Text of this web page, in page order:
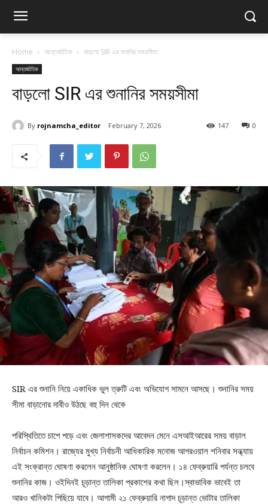
Home আন্তর্জাতিক বাড়লো SIR এর শুনানির সময়সীমা
আন্তর্জাতিক
বাড়লো SIR এর শুনানির সময়সীমা
By rojnamcha_editor February 7, 2026 0
147
SIR এর শুনানি নিয়ে একাধিক ভুল ত্রুটি এবং অভিযোগ সামনে আসছে। শুনানির সময়
সীমা বাড়ানোর দাবীও উঠছে বহু দিন থেকে
পরিস্থিতিতে চাপে পড়ে এবং জেলাশাসকদের আবেদন মেনে এসআইআরের সময় বাড়াল
নির্বাচন কমিশন। রাজ্যের মুখ্য নির্বাচনী আধিকারিক মনোজ আগরওয়াল শনিবার সন্ধ্যায়
এই সংক্রান্ত ঘোষণা করলেন আনুষ্ঠানিক ঘোষণা করলেন। ১৪ ফেব্রুয়ারি পর্যন্ত চলবে
শুনানির কাজ। ওইদিনই চূড়ান্ত তালিকা প্রকাশের কথা ছিল।স্বাভাবিক ভাবেই তা
আরও খানিকটা পিছিয়ে যাবে। আগামী ২১ ফেব্রুয়ারি নাগাদ চূড়ান্ত ভোটার তালিকা